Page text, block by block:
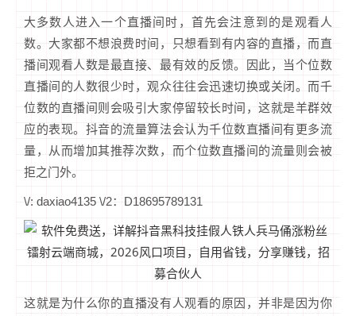
大多数人进入一个直播间时，首先会注意到的是观看人
数。大家都不想浪费时间，只想看到有内容的直播，而直
播间观看人数是最直接、最有效的反馈。因此，当个位数
直播间的人数很少时，观众往往会迅速切换或关闭。而千
位数的直播间则会吸引大家停留较长时间，这就是羊群效
应的表现。抖音的流量算法会认为千位数直播间有更多流
量，从而增加其推荐次数，而个位数直播间的流量则会被
拒之门外。
\/: daxiao4135 \/2：D18695789131
这就是为什么你的直播没有人观看的原因，并非是因为你